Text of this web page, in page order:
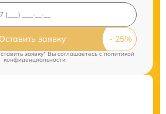
Оставить заявку
заявку" Вы соглашаетесь cполитикой
конфиденциальности